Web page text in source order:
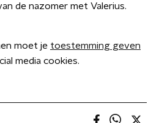
de nazomer met Valerius.
moet je toestemming geven
media cookies.